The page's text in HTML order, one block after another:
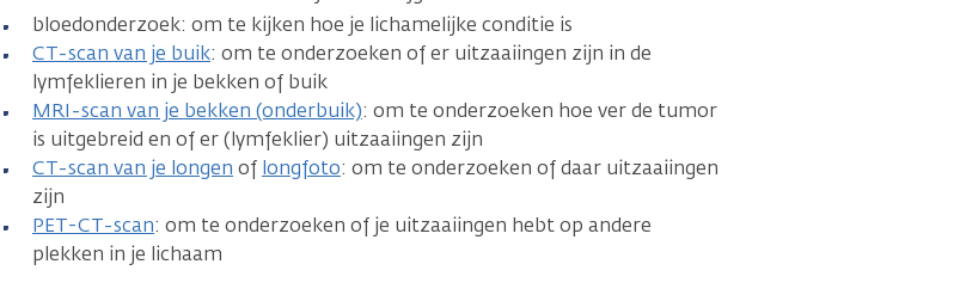
bloedonderzoek: om te kijken hoe je lichamelijke conditie is
CT-scan van je buik: om te onderzoeken of er uitzaaiingen zijn in de
lymfeklieren in je bekken of buik
MRI-scan van je bekken (onderbuik): om te onderzoeken hoe ver de tumor
is uitgebreid en of er (lymfeklier) uitzaaiingen zijn
CT-scan van je longen of longfoto: om te onderzoeken of daar uitzaaiingen
zijn
PET-CT-scan: om te onderzoeken of je uitzaaiingen hebt op andere
plekken in je lichaam